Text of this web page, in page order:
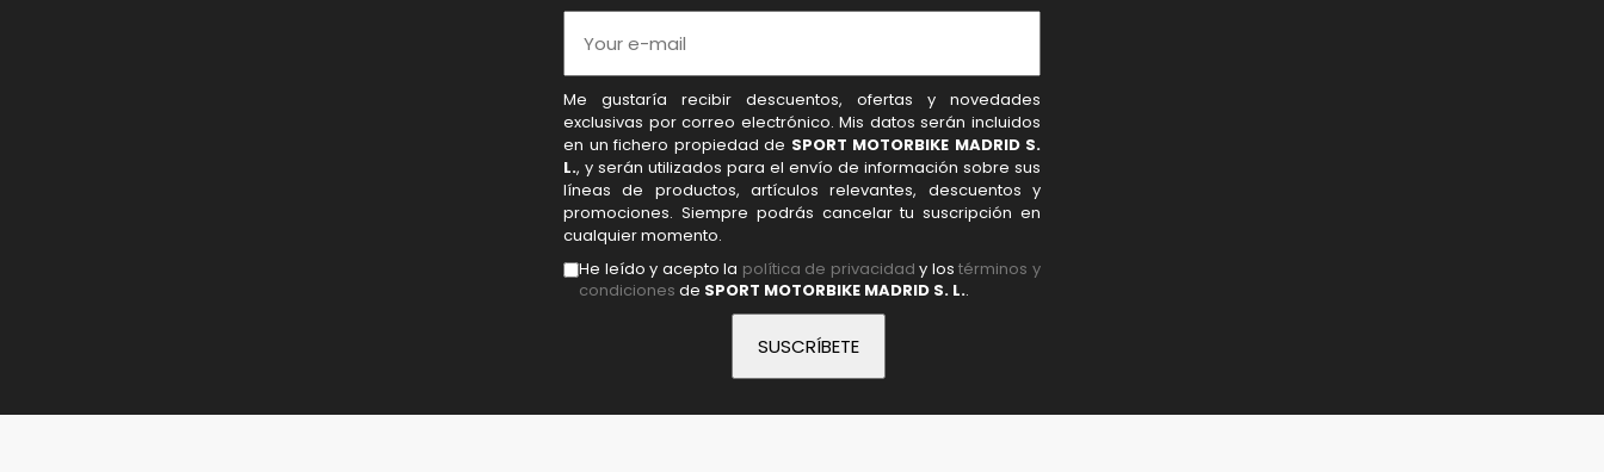
Me gustaría recibir descuentos, ofertas y novedades
exclusivas por correo electrónico. Mis datos serán incluidos
en un fichero propiedad de SPORT MOTORBIKE MADRID S.
L., y serán utilizados para el envío de información sobre sus
líneas de productos, artículos relevantes, descuentos y
promociones. Siempre podrás cancelar tu suscripción en
cualquier momento.
He leído y acepto la política de privacidad y lostérminos y
condiciones de SPORT MOTORBIKE MADRID S. L..